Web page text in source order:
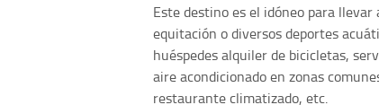
Este destino es el idóneo para
equitación o diversos deportes
huéspedes alquiler de bicicletas,
aire acondicionado en zonas
restaurante climatizado, etc.